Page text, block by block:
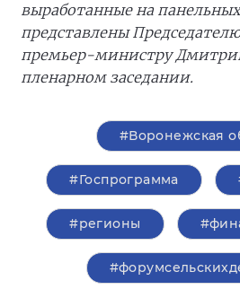
выработанные на
представлены
премьер-министру
пленарном заседании.
#Воронежская
#Госпрограмма
#регионы